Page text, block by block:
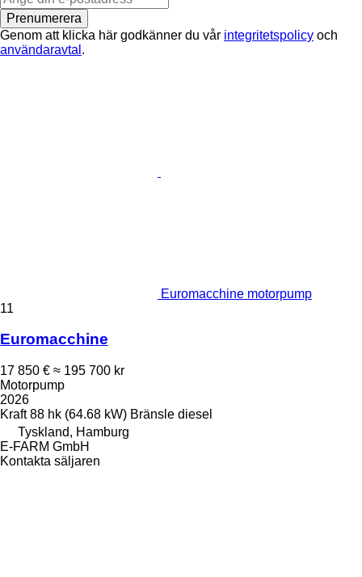
Prenumerera
Genom att klicka här godkänner du vår integritetspolicy och
användaravtal .
Euromacchine motorpump
11
Euromacchine
17 850 € ≈ 195 700 kr
Motorpump
2026
Kraft 88 hk (64.68 kW) Bränsle diesel
Tyskland, Hamburg
E-FARM GmbH
Kontakta säljaren